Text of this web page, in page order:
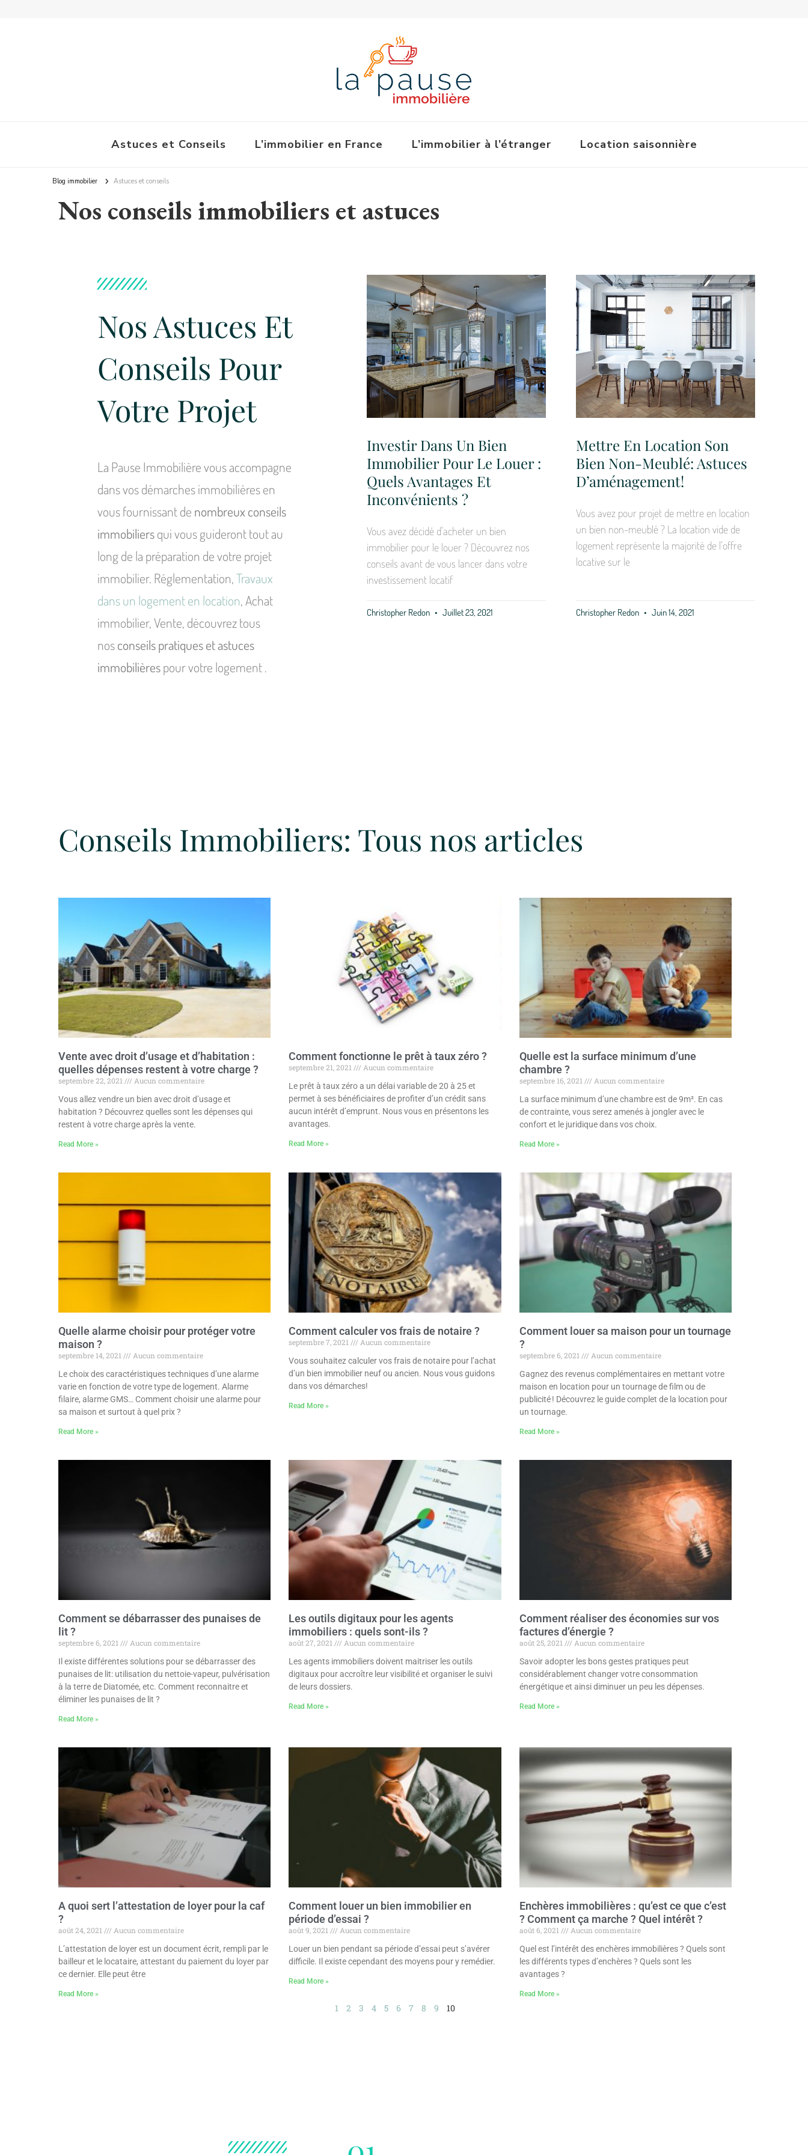
Astuces et Conseils L’immobilier en France L’immobilier à l’étranger Location saisonnière
Blog immobilier Astuces et conseils
Nos conseils immobiliers et astuces
Nos Astuces Et
Conseils Pour
Votre Projet
La Pause Immobilière vous accompagne
dans vos démarches immobilières en
vous fournissant de nombreux conseils
immobiliersqui vous guideront tout au
long de la préparation de votre projet
immobilier. Réglementation,Travaux
dans un logement en location, Achat
immobilier, Vente, découvrez tous
nosconseils pratiques et astuces
immobilièrespour votre logement .
Investir Dans Un Bien
Immobilier Pour Le Louer :
Quels Avantages Et
Inconvénients ?
Vous avez décidé d’acheter un bien
immobilier pour le louer ? Découvrez nos
conseils avant de vous lancer dans votre
investissement locatif
Christopher Redon Juillet 23, 2021
Mettre En Location Son
Bien Non-Meublé: Astuces
D’aménagement!
Vous avez pour projet de mettre en location
un bien non-meublé ? La location vide de
logement représente la majorité de l’offre
locative sur le
Christopher Redon Juin 14, 2021
Conseils Immobiliers: Tous nos articles
Vente avec droit d’usage et d’habitation :
quelles dépenses restent à votre charge ?
septembre 22, 2021
Aucun commentaire
Vous allez vendre un bien avec droit d’usage et
habitation ? Découvrez quelles sont les dépenses qui
restent à votre charge après la vente.
Read More »
Comment fonctionne le prêt à taux zéro ?
septembre 21, 2021
Aucun commentaire
Le prêt à taux zéro a un délai variable de 20 à 25 et
permet à ses bénéficiaires de profiter d’un crédit sans
aucun intérêt d’emprunt. Nous vous en présentons les
avantages.
Read More »
Quelle est la surface minimum d’une
chambre ?
septembre 16, 2021
Aucun commentaire
La surface minimum d’une chambre est de 9m². En cas
de contrainte, vous serez amenés à jongler avec le
confort et le juridique dans vos choix.
Read More »
Quelle alarme choisir pour protéger votre
maison ?
septembre 14, 2021
Aucun commentaire
Le choix des caractéristiques techniques d’une alarme
varie en fonction de votre type de logement. Alarme
filaire, alarme GMS… Comment choisir une alarme pour
sa maison et surtout à quel prix ?
Read More »
Comment calculer vos frais de notaire ?
septembre 7, 2021
Aucun commentaire
Vous souhaitez calculer vos frais de notaire pour l’achat
d’un bien immobilier neuf ou ancien. Nous vous guidons
dans vos démarches!
Read More »
Comment louer sa maison pour un tournage
?
septembre 6, 2021
Aucun commentaire
Gagnez des revenus complémentaires en mettant votre
maison en location pour un tournage de film ou de
publicité ! Découvrez le guide complet de la location pour
un tournage.
Read More »
Comment se débarrasser des punaises de
lit ?
septembre 6, 2021
Aucun commentaire
Il existe différentes solutions pour se débarrasser des
punaises de lit: utilisation du nettoie-vapeur, pulvérisation
à la terre de Diatomée, etc. Comment reconnaitre et
éliminer les punaises de lit ?
Read More »
Les outils digitaux pour les agents
immobiliers : quels sont-ils ?
août 27, 2021
Aucun commentaire
Les agents immobiliers doivent maitriser les outils
digitaux pour accroître leur visibilité et organiser le suivi
de leurs dossiers.
Read More »
Comment réaliser des économies sur vos
factures d’énergie ?
août 25, 2021
Aucun commentaire
Savoir adopter les bons gestes pratiques peut
considérablement changer votre consommation
énergétique et ainsi diminuer un peu les dépenses.
Read More »
A quoi sert l’attestation de loyer pour la caf
?
août 24, 2021
Aucun commentaire
L’attestation de loyer est un document écrit, rempli par le
bailleur et le locataire, attestant du paiement du loyer par
ce dernier. Elle peut être
Read More »
Comment louer un bien immobilier en
période d’essai ?
août 9, 2021
Aucun commentaire
Louer un bien pendant sa période d’essai peut s’avérer
difficile. Il existe cependant des moyens pour y remédier.
Read More »
Enchères immobilières : qu’est ce que c’est
? Comment ça marche ? Quel intérêt ?
août 6, 2021
Aucun commentaire
Quel est l’intérêt des enchères immobilières ? Quels sont
les différents types d’enchères ? Quels sont les
avantages ?
Read More »
1 2 3 4 5 6 7 8 9 10